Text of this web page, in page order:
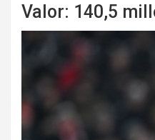
Valor: 140,5